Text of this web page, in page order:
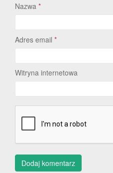
Nazwa *
Adres email *
Witryna internetowa